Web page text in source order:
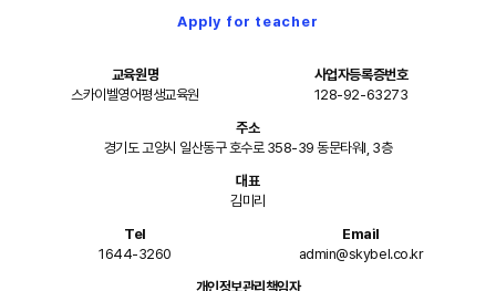
Apply for teacher
교육원명
스카이벨영어평생교육원
사업자등록증번호
128-92-63273
주소
경기도 고양시 일산동구 호수로 358-39 동문타워I, 3층
대표
김미리
Tel
1644-3260
Email
admin@skybel.co.kr
개인정보관리책임자